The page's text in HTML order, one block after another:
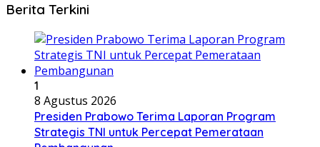
Berita Terkini
1
8 Agustus 2026
Presiden Prabowo Terima Laporan Program
Strategis TNI untuk Percepat Pemerataan